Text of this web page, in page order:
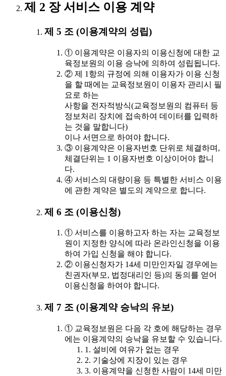
제 2 장 서비스 이용 계약
제 5 조 (이용계약의 성립)
① 이용계약은 이용자의 이용신청에 대한 교
육정보원의 이용 승낙에 의하여 성립됩니다.
② 제 1항의 규정에 의해 이용자가 이용 신청
을 할 때에는 교육정보원이 이용자 관리시 필
요로 하는
사항을 전자적방식(교육정보원의 컴퓨터 등
정보처리 장치에 접속하여 데이터를 입력하
는 것을 말합니다)
이나 서면으로 하여야 합니다.
③ 이용계약은 이용자번호 단위로 체결하며,
체결단위는 1 이용자번호 이상이어야 합니
다.
④ 서비스의 대량이용 등 특별한 서비스 이용
에 관한 계약은 별도의 계약으로 합니다.
제 6 조 (이용신청)
① 서비스를 이용하고자 하는 자는 교육정보
원이 지정한 양식에 따라 온라인신청을 이용
하여 가입 신청을 해야 합니다.
② 이용신청자가 14세 미만인자일 경우에는
친권자(부모, 법정대리인 등)의 동의를 얻어
이용신청을 하여야 합니다.
제 7 조 (이용계약 승낙의 유보)
① 교육정보원은 다음 각 호에 해당하는 경우
에는 이용계약의 승낙을 유보할 수 있습니다.
1. 설비에 여유가 없는 경우
2. 기술상에 지장이 있는 경우
3. 이용계약을 신청한 사람이 14세 미만